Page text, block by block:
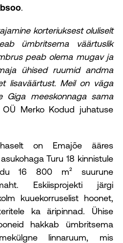
.
korteriuksest oluliselt
ümbritsema väärtuslik
peab olema mugav ja
ühised ruumid andma
lisaväärtust. Meil on väga
Giga meeskonnaga sama
OÜ Merko Kodud juhatuse
on Emajõe ääres
Turu 18 kinnistule
16 800 m² suurune
Eskiisprojekti järgi
kuuekorruselist hoonet,
ka äripinnad. Ühise
hakkab ümbritsema
linnaruum, mis